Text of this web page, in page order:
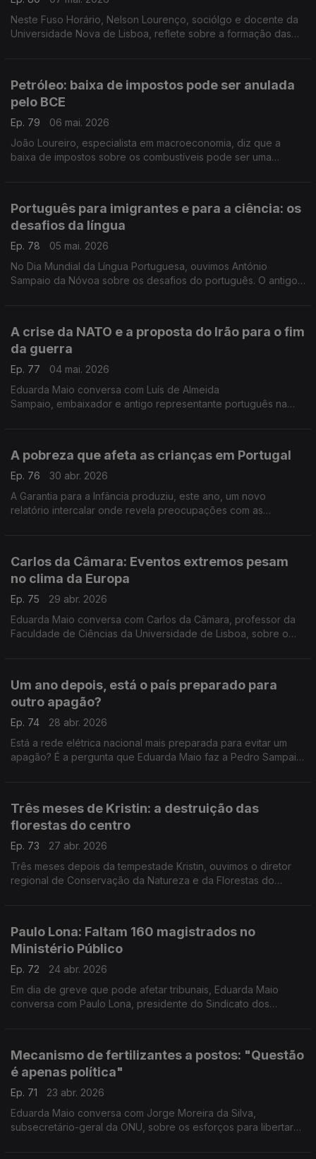
Neste Fuso Horário, Nelson Lourenço, sociólgo e docente da
Universidade Nova de Lisboa, reflete sobre a formação das
Petróleo: baixa de impostos pode ser anulada
pelo BCE
Ep. 79
06 mai. 2026
João Loureiro, especialista em macroeconomia, diz que a
baixa de impostos sobre os combustíveis pode ser uma
Português para imigrantes e para a ciência: os
desafios da língua
Ep. 78
05 mai. 2026
No Dia Mundial da Língua Portuguesa, ouvimos António
Sampaio da Nóvoa sobre os desafios do português. O antigo
A crise da NATO e a proposta do Irão para o fim
da guerra
Ep. 77
04 mai. 2026
Eduarda Maio conversa com Luís de Almeida
Sampaio, embaixador e antigo representante português na
A pobreza que afeta as crianças em Portugal
Ep. 76
30 abr. 2026
A Garantia para a Infância produziu, este ano, um novo
relatório intercalar onde revela preocupações com as
Carlos da Câmara: Eventos extremos pesam
no clima da Europa
Ep. 75
29 abr. 2026
Eduarda Maio conversa com Carlos da Câmara, professor da
Faculdade de Ciências da Universidade de Lisboa, sobre o
Um ano depois, está o país preparado para
outro apagão?
Ep. 74
28 abr. 2026
Está a rede elétrica nacional mais preparada para evitar um
apagão? É a pergunta que Eduarda Maio faz a Pedro Sampaio
Três meses de Kristin: a destruição das
florestas do centro
Ep. 73
27 abr. 2026
Três meses depois da tempestade Kristin, ouvimos o diretor
regional de Conservação da Natureza e da Florestas do
Paulo Lona: Faltam 160 magistrados no
Ministério Público
Ep. 72
24 abr. 2026
Em dia de greve que pode afetar tribunais, Eduarda Maio
conversa com Paulo Lona, presidente do Sindicato dos
Mecanismo de fertilizantes a postos: "Questão
é apenas política"
Ep. 71
23 abr. 2026
Eduarda Maio conversa com Jorge Moreira da Silva,
subsecretário-geral da ONU, sobre os esforços para libertar